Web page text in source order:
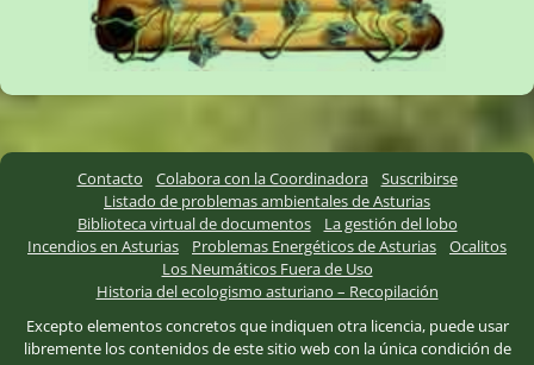
Contacto Colabora con la Coordinadora
Suscribirse
Listado de problemas ambientales de Asturias
Biblioteca virtual de documentos
La gestión del lobo
Incendios en Asturias
Problemas Energéticos de Asturias
Ocalitos
Los Neumáticos Fuera de Uso
Historia del ecologismo asturiano – Recopilación
Excepto elementos concretos que indiquen otra licencia, puede usar
libremente los contenidos de este sitio web con la única condición de